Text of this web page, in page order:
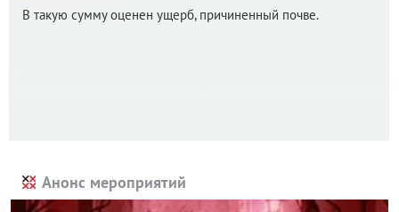
В такую сумму оценен ущерб, причиненный почве.
Анонс мероприятий